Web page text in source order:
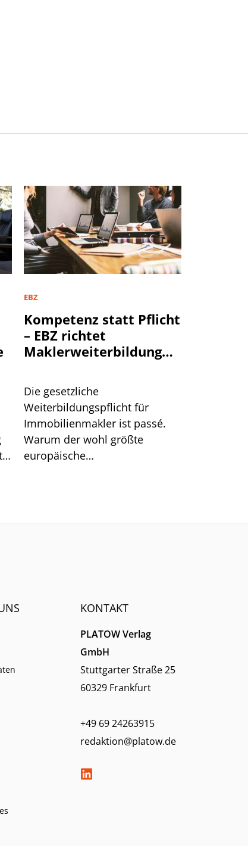
EBZ
Kompetenz statt Pflicht
– EBZ richtet
Maklerweiterbildung
Die gesetzliche
Weiterbildungspflicht für
Immobilienmakler ist passé.
Warum der wohl größte
europäische
KONTAKT
PLATOW Verlag
GmbH
Stuttgarter Straße 25
60329 Frankfurt
+49 69 24263915
redaktion@platow.de